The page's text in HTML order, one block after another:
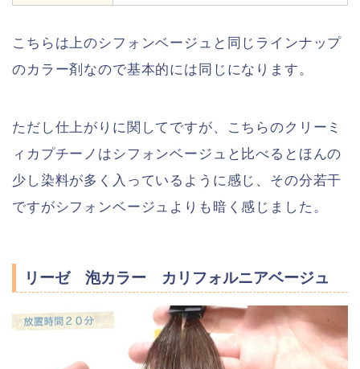
こちらは上のシフォンベージュと同じラインナップ
のカラー剤なので基本的には同じになります。
ただし仕上がりに関してですが、こちらのクリーミ
ィカプチーノはシフォンベージュと比べるとほんの
少し染料が多く入っているように感じ、その分若干
ですがシフォンベージュよりも暗く感じました。
リーゼ 泡カラー カリフォルニアベージュ